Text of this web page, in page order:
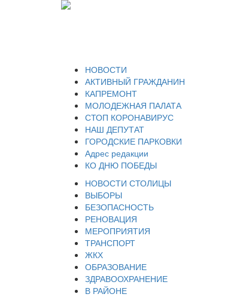
НОВОСТИ
АКТИВНЫЙ ГРАЖДАНИН
КАПРЕМОНТ
МОЛОДЕЖНАЯ ПАЛАТА
СТОП КОРОНАВИРУС
НАШ ДЕПУТАТ
ГОРОДСКИЕ ПАРКОВКИ
Адрес редакции
КО ДНЮ ПОБЕДЫ
НОВОСТИ СТОЛИЦЫ
ВЫБОРЫ
БЕЗОПАСНОСТЬ
РЕНОВАЦИЯ
МЕРОПРИЯТИЯ
ТРАНСПОРТ
ЖКХ
ОБРАЗОВАНИЕ
ЗДРАВООХРАНЕНИЕ
В РАЙОНЕ